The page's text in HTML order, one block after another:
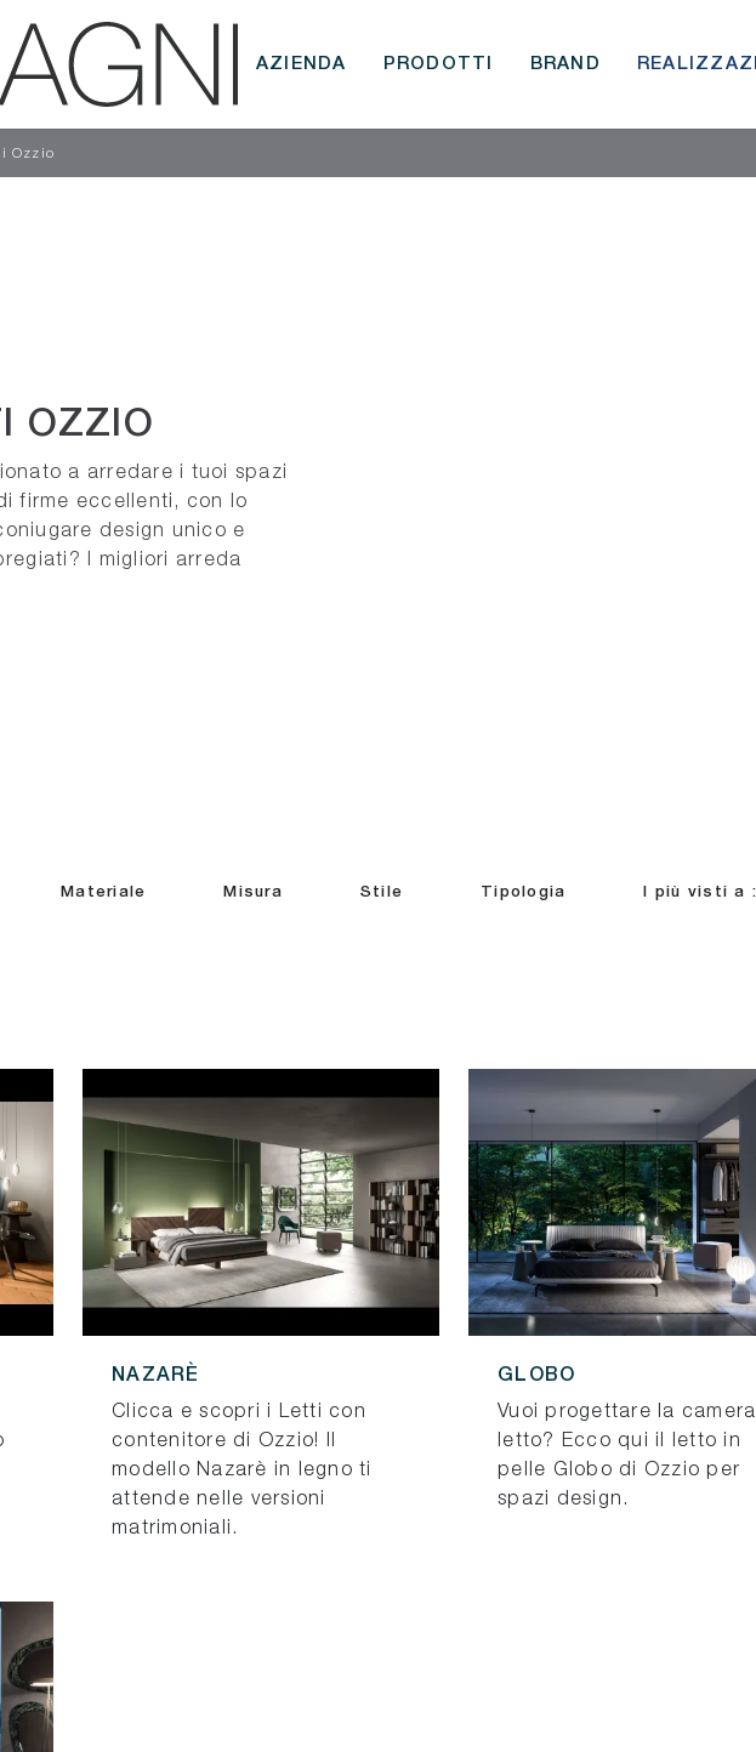
AZIENDA PRODOTTI BRAND
Ozzio
OZZIO
a arredare i tuoi spazi
firme eccellenti, con lo
design unico e
I migliori arreda
Materiale Misura Stile Tipologia I più visti a :
NAZARÈ
Clicca e scopri i Letti con
contenitore di Ozzio! Il
modello Nazarè in legno ti
attende nelle versioni
matrimoniali.
GLOBO
Vuoi progettare la
letto? Ecco qui il letto in
pelle Globo di Ozzio per
spazi design.